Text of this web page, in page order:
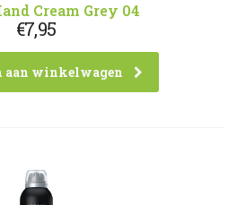
Cream Grey 04
€7,95
aan winkelwagen